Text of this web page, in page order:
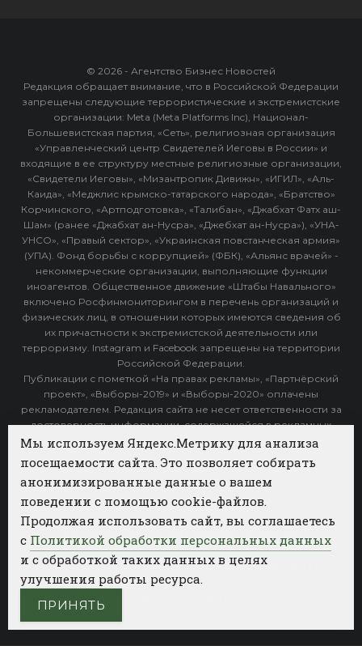
© 2026 - Агентство Бизнес Новостей
Редакция обращает внимание, что в Российской Федерации
запрещены следующие террористические и экстремистские
организации: Meta (Meta Platforms Inc), Национал-
Большевистская партия, «Сеть», религиозная организация
«Управленческий центр Свидетелей Иеговы в России» и
входящие в ее структуру местные религиозные организации,
«Свидетели Иеговы», «Мизантропик Дивижн», «ИГИЛ», «Аль-
Каида», «Меджлис крымско-татарского народа», «Братство»
Корчинского, «Артподготовка», «Талибан», «Джабхат Фатх аш-
Шам» (ранее «Джабхат ан-Нусра», «Джебхат ан-Нусра»), «УНА-
УНСО», «Правый сектор», «Украинская повстанческая армия»
(УПА). Фонд борьбы с коррупцией» (ФБК), «Альянс врачей» -
некоммерческие организации, выполняющие функции
иноагентов. Общественное движение «Штабы Навального»
включено Росфинмониторингом в перечень организаций и
физических лиц, в отношении которых имеются сведения об
их причастности к экстремистской деятельности или
терроризму. Instagram и Facebook запрещены на территории
Российской Федерации.
Публикации с пометкой «На правах рекламы», «Партнёрский
проект», «Выборы-2019» и «Выборы-2020» оплачены
рекламодателем. Редакция сайта не несет ответственности за
достоверность информации, содержащейся в рекламных
объявлениях.
ФОТОБАНК АГЕНТСТВА БИЗНЕС НОВОСТЕЙ
РЕГИОНЫ ПОЛИТИКА ОБЩЕСТВО
Мы используем Яндекс.Метрику для анализа
посещаемости сайта. Это позволяет собирать
анонимизированные данные о вашем
поведении с помощью cookie-файлов.
Продолжая использовать сайт, вы соглашаетесь
с Политикой обработки персональных данных
и с обработкой таких данных в целях
улучшения работы ресурса.
ПРИНЯТЬ